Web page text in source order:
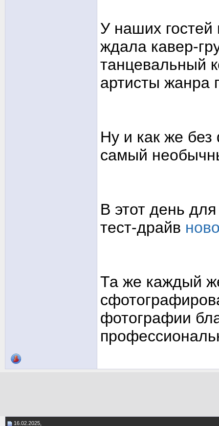
У наших гостей
ждала кавер-
танцевальный
артисты жанра
Ну и как же
самый
В этот день
тест-драйв
Та же каждый
фотографии
16.02.2025,